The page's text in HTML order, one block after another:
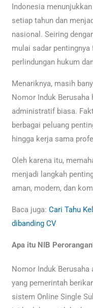
Indonesia
setiap tahun dan
nasional. Seiring
mulai sadar pentingnya
perlindungan hukum
Menariknya, masih
Nomor Induk Berusaha
administratif biasa.
berbagai peluang
hingga kerja sama
Oleh karena itu,
menjadi langkah
aman, modern, dan
Baca juga:Cari Tahu
dibanding CV
Apa itu NIB
Nomor Induk
yang pemerintah
sistem Online Single